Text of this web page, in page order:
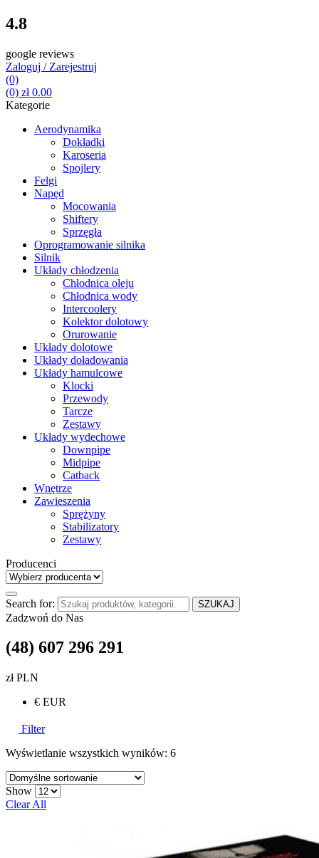
4.8
google reviews
Zaloguj / Zarejestruj
(0)
(0) zł0.00
Kategorie
Aerodynamika
Dokładki
Karoseria
Spojlery
Felgi
Napęd
Mocowania
Shiftery
Sprzęgła
Oprogramowanie silnika
Silnik
Układy chłodzenia
Chłodnica oleju
Chłodnica wody
Intercoolery
Kolektor dolotowy
Orurowanie
Układy dolotowe
Układy doładowania
Układy hamulcowe
Klocki
Przewody
Tarcze
Zestawy
Układy wydechowe
Downpipe
Midpipe
Catback
Wnętrze
Zawieszenia
Sprężyny
Stabilizatory
Zestawy
Producenci
Search for: SZUKAJ
Zadzwoń do Nas
(48) 607 296 291
zł PLN
€ EUR
Filter
Wyświetlanie wszystkich wyników: 6
Show
Clear All